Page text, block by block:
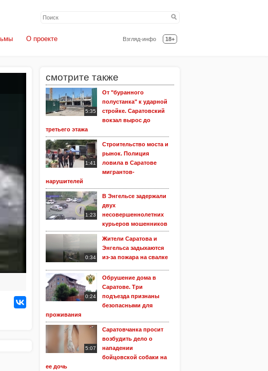
Взгляд-инфо 18+
О проекте
смотрите также
5:35
От "буранного
полустанка" к ударной
стройке. Саратовский
вокзал вырос до
третьего этажа
1:41
Строительство моста и
рынок. Полиция
ловила в Саратове
мигрантов-
нарушителей
1:23
В Энгельсе задержали
двух
несовершеннолетних
курьеров мошенников
0:34
Жители Саратова и
Энгельса задыхаются
из-за пожара на свалке
0:24
Обрушение дома в
Саратове. Три
подъезда признаны
безопасными для
проживания
5:07
Саратовчанка просит
возбудить дело о
нападении
бойцовской собаки на
ее дочь